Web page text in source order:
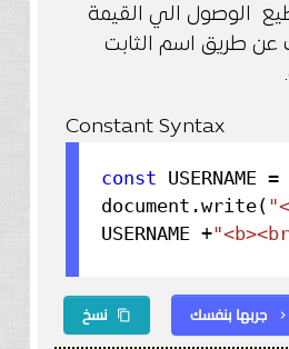
الوصول الي القيمة
عن طريق اسم الثابت
Constant Syntax
const USERNAME =
document.write(
USERNAME +
نسخ content_copy جربها بنفسك chevron_right